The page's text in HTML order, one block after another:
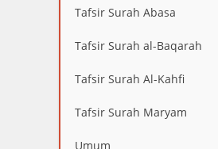
Tafsir Surah Abasa
Tafsir Surah al-Baqarah
Tafsir Surah Al-Kahfi
Tafsir Surah Maryam
Umum